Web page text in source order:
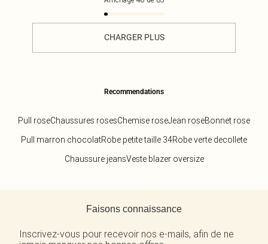
CHARGER PLUS
Recommendations
Pull roseChaussures rosesChemise roseJean roseBonnet rose
Pull marron chocolatRobe petite taille 34Robe verte decollete
Chaussure jeansVeste blazer oversize
Faisons connaissance
Inscrivez-vous pour recevoir nos e-mails, afin de ne